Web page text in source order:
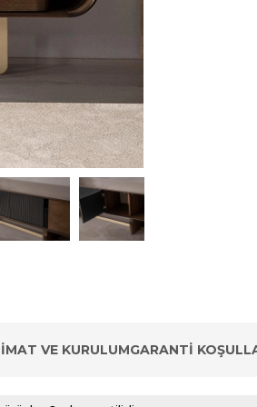
VE KURULUMGARANTI